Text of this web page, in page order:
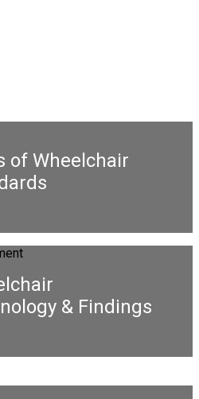
of Wheelchair
& Findings